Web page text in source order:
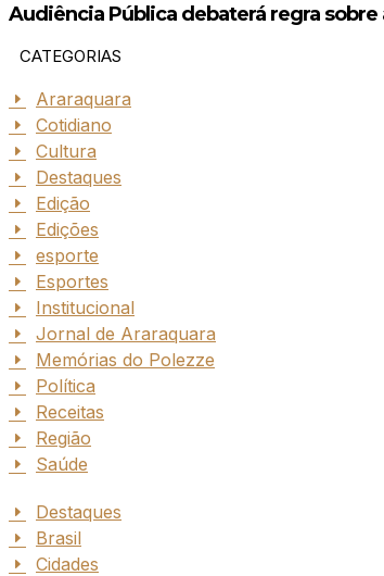
Audiência Pública debaterá regra
CATEGORIAS
Araraquara
Cotidiano
Cultura
Destaques
Edição
Edições
esporte
Esportes
Institucional
Jornal de Araraquara
Memórias do Polezze
Política
Receitas
Região
Saúde
Destaques
Brasil
Cidades